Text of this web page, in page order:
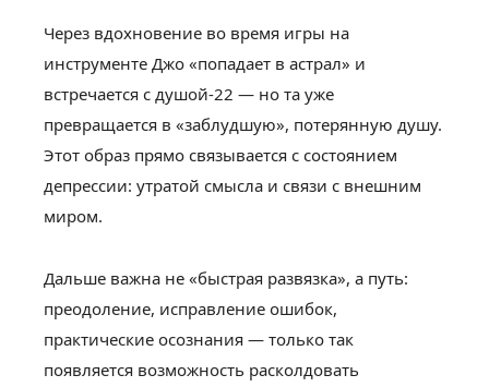
Через вдохновение во время игры на
инструменте Джо «попадает в астрал» и
встречается с душой-22 — но та уже
превращается в «заблудшую», потерянную душу.
Этот образ прямо связывается с состоянием
депрессии: утратой смысла и связи с внешним
миром.
Дальше важна не «быстрая развязка», а путь:
преодоление, исправление ошибок,
практические осознания — только так
появляется возможность расколдовать